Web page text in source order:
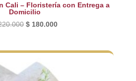
Cali – Floristería con Entrega a
Domicilio
El
$ 220.000.
$180.000El